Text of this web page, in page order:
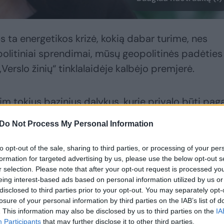
Do Not Process My Personal Information
opt-out of the sale, sharing to third parties, or processing of your
for targeted advertising by us, please use the below opt-out
selection. Please note that after your opt-out request is processed
interest-based ads based on personal information utilized by us
to third parties prior to your opt-out. You may separately
of your personal information by third parties on the IAB’s list of
This information may also be disclosed by us to third parties on the
Participants that may further disclose it to other third parties.
ta energetikos krizė, kokią dabar turime, nes
sprendimai, mūsų geopolitinės padėties
žinių“ tinklalaidėje kalbėjo premjerė.
tokius bazinius dalykus, kurie privalo būti
maksimaliai atliepiant gyventojų
prasme, bet ir socialinis saugumas
– tikino I. Ruginienė.
apsaugai patvirtintas rekordinis
produkto (BVP) arba 4,79 mlrd. eurų.